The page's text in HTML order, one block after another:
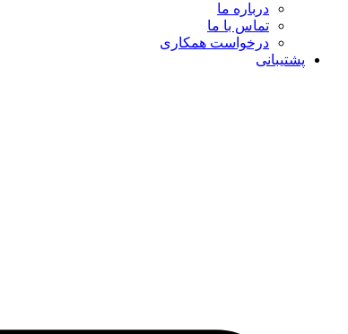
درباره ما
تماس با ما
درخواست همکاری
پشتیبانی